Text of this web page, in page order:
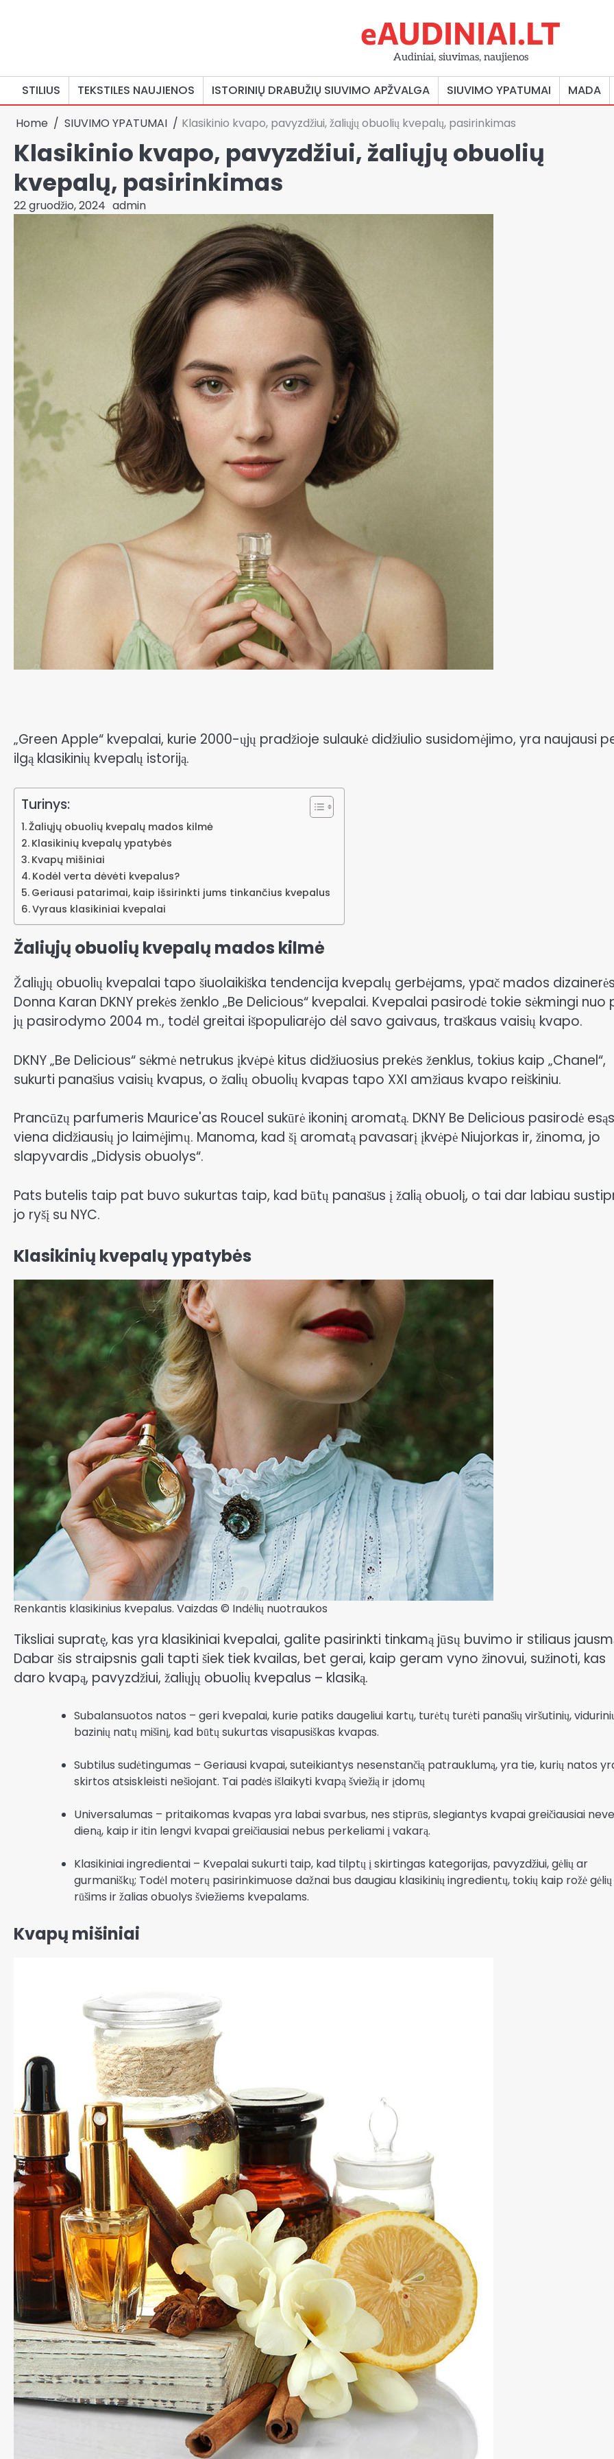
eAUDINIAI.LT
Audiniai, siuvimas, naujienos
STILIUS TEKSTILES NAUJIENOS ISTORINIŲ DRABUŽIŲ SIUVIMO APŽVALGA SIUVIMO YPATUMAI MADA
Home SIUVIMO YPATUMAI Klasikinio kvapo, pavyzdžiui, žaliųjų obuolių kvepalų, pasirinkimas
Klasikinio kvapo, pavyzdžiui, žaliųjų obuolių
kvepalų, pasirinkimas
22 gruodžio, 2024 admin
„Green Apple“ kvepalai, kurie 2000-ųjų pradžioje sulaukė didžiulio susidomėjimo, yra naujausi
ilgą klasikinių kvepalų istoriją.
Turinys:
Žaliųjų obuolių kvepalų mados kilmė
Klasikinių kvepalų ypatybės
Kvapų mišiniai
Kodėl verta dėvėti kvepalus?
Geriausi patarimai, kaip išsirinkti jums tinkančius kvepalus
Vyraus klasikiniai kvepalai
Žaliųjų obuolių kvepalų mados kilmė
Žaliųjų obuolių kvepalai tapo šiuolaikiška tendencija kvepalų gerbėjams, ypač mados
Donna Karan DKNY prekės ženklo „Be Delicious“ kvepalai. Kvepalai pasirodė tokie sėkmingi nuo
jų pasirodymo 2004 m., todėl greitai išpopuliarėjo dėl savo gaivaus, traškaus vaisių kvapo.
DKNY „Be Delicious“ sėkmė netrukus įkvėpė kitus didžiuosius prekės ženklus, tokius kaip „Chanel“,
sukurti panašius vaisių kvapus, o žalių obuolių kvapas tapo XXI amžiaus kvapo reiškiniu.
Prancūzų parfumeris Maurice'as Roucel sukūrė ikoninį aromatą. DKNY Be Delicious pasirodė esąs
viena didžiausių jo laimėjimų. Manoma, kad šį aromatą pavasarį įkvėpė Niujorkas ir, žinoma, jo
slapyvardis „Didysis obuolys“.
Pats butelis taip pat buvo sukurtas taip, kad būtų panašus į žalią obuolį, o tai dar labiau
jo ryšį su NYC.
Klasikinių kvepalų ypatybės
Renkantis klasikinius kvepalus. Vaizdas © Indėlių nuotraukos
Tiksliai supratę, kas yra klasikiniai kvepalai, galite pasirinkti tinkamą jūsų buvimo ir stiliaus
Dabar šis straipsnis gali tapti šiek tiek kvailas, bet gerai, kaip geram vyno žinovui, sužinoti, kas
daro kvapą, pavyzdžiui, žaliųjų obuolių kvepalus – klasiką.
Subalansuotos natos – geri kvepalai, kurie patiks daugeliui kartų, turėtų turėti panašių viršutinių,
bazinių natų mišinį, kad būtų sukurtas visapusiškas kvapas.
Subtilus sudėtingumas – Geriausi kvapai, suteikiantys nesenstančią patrauklumą, yra tie, kurių natos
skirtos atsiskleisti nešiojant. Tai padės išlaikyti kvapą šviežią ir įdomų
Universalumas – pritaikomas kvapas yra labai svarbus, nes stiprūs, slegiantys kvapai greičiausiai
dieną, kaip ir itin lengvi kvapai greičiausiai nebus perkeliami į vakarą.
Klasikiniai ingredientai – Kvepalai sukurti taip, kad tilptų į skirtingas kategorijas, pavyzdžiui, gėlių ar
gurmaniškų; Todėl moterų pasirinkimuose dažnai bus daugiau klasikinių ingredientų, tokių kaip rožė gėlių
rūšims ir žalias obuolys šviežiems kvepalams.
Kvapų mišiniai